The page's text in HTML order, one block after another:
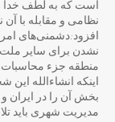
است که به لطف خدا و
نظامی و مقابله با
افزود:دشمنی‌های
نشدن برای سایر
منطقه جزء محاسبات
اینکه انشاءالله این
بخش آن را در ایران
مدیریت شهری باید